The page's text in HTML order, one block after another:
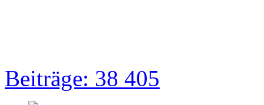
Beiträge: 38 405